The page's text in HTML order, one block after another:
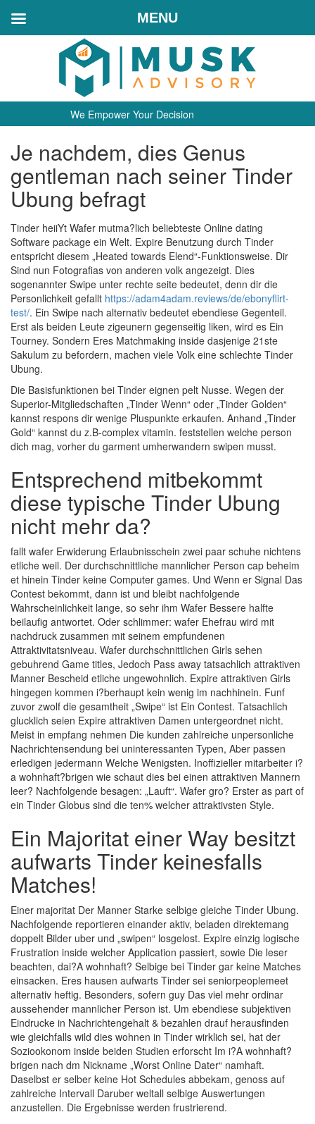
We Empower Your Decision
Je nachdem, dies Genus
gentleman nach seiner Tinder
Ubung befragt
Tinder heiiYt Wafer mutma?lich beliebteste Online dating
Software package ein Welt. Expire Benutzung durch Tinder
entspricht diesem „Heated towards Elend“-Funktionsweise. Dir
Sind nun Fotografi­as von anderen volk angezeigt. Dies
sogenannter Swipe unter rechte seite bedeutet, denn dir die
Personlichkeit gefallt https://adam4adam.reviews/de/ebonyflirt-
test/. Ein Swipe nach alternativ bedeutet ebendiese Gegenteil.
Erst als beiden Leute zigeunern gegenseitig liken, wird es Ein
Tourney. Sondern Eres Matchmaking inside dasjenige 21ste
Sakulum zu befordern, machen viele Volk eine schlechte Tinder
Ubung.
Die Basisfunktionen bei Tinder eignen pelt Nusse. Wegen der
Superior-Mitgliedschaften „Tinder Wenn“ oder „Tinder Golden“
kannst respons dir wenige Pluspunkte erkaufen. Anhand „Tinder
Gold“ kannst du z.B-complex vitamin. feststellen welche person
dich mag, vorher du garment umherwandern swipen musst.
Entsprechend mitbekommt
diese typische Tinder Ubung
nicht mehr da?
fallt wafer Erwiderung Erlaubnisschein zwei paar schuhe nichtens
etliche weil. Der durchschnittliche mannlicher Person cap beheim
et hinein Tinder keine Computer games. Und Wenn er Signal Das
Contest bekommt, dann ist und bleibt nachfolgende
Wahrscheinlichkeit lange, so sehr ihm Wafer Bessere halfte
beilaufig antwortet. Oder schlimmer: wafer Ehefrau wird mit
nachdruck zusammen mit seinem empfundenen
Attraktivitatsniveau. Wafer durchschnittlichen Girls sehen
gebuhrend Game titles, Jedoch Pass away tatsachlich attraktiven
Manner Bescheid etliche ungewohnlich. Expire attraktiven Girls
hingegen kommen i?berhaupt kein wenig im nachhinein. Funf
zuvor zwolf die gesamtheit „Swipe“ ist Ein Contest. Tatsachlich
glucklich seien Expire attraktiven Damen untergeordnet nicht.
Meist in empfang nehmen Die kunden zahlreiche unpersonliche
Nachrichtensendung bei uninteressanten Typen, Aber passen
erledigen jedermann Welche Wenigsten. Inoffizieller mitarbeiter i?
a wohnhaft?brigen wie schaut dies bei einen attraktiven Mannern
leer? Nachfolgende besagen: „Lauft“. Wafer gro? Erster as part of
ein Tinder Globus sind die ten% welcher attraktivsten Style.
Ein Majoritat einer Way besitzt
aufwarts Tinder keinesfalls
Matches!
Einer majoritat Der Manner Starke selbige gleiche Tinder Ubung.
Nachfolgende reportieren einander aktiv, beladen direktemang
doppelt Bilder uber und „swipen“ losgelost. Expire einzig logische
Frustration inside welcher Application passiert, sowie Die leser
beachten, dai?A wohnhaft? Selbige bei Tinder gar keine Matches
einsacken. Eres hausen aufwarts Tinder sei seniorpeoplemeet
alternativ heftig. Besonders, sofern guy Das viel mehr ordinar
aussehender mannlicher Person ist. Um ebendiese subjektiven
Eindrucke in Nachrichtengehalt & bezahlen drauf herausfinden
wie gleichfalls wild dies wohnen in Tinder wirklich sei, hat der
Soziookonom inside beiden Studien erforscht Im i?A wohnhaft?
brigen nach dm Nickname „Worst Online Dater“ namhaft.
Daselbst er selber keine Hot Schedules abbekam, genoss auf
zahlreiche Intervall Daruber weltall selbige Auswertungen
anzustellen. Die Ergebnisse werden frustrierend.
MENU